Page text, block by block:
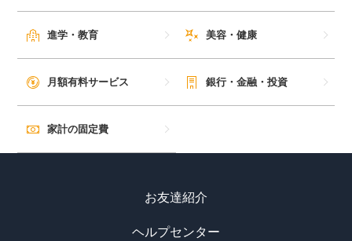
進学・教育 美容・健康
月額有料サービス 銀行・金融・投資
家計の固定費
お友達紹介
ヘルプセンター